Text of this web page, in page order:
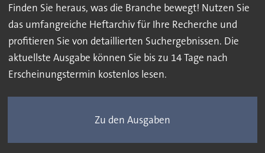
Finden Sie heraus, was die Branche bewegt! Nutzen Sie
das umfangreiche Heftarchiv für Ihre Recherche und
profitieren Sie von detaillierten Suchergebnissen. Die
aktuellste Ausgabe können Sie bis zu 14 Tage nach
Erscheinungstermin kostenlos lesen.
Zu den Ausgaben